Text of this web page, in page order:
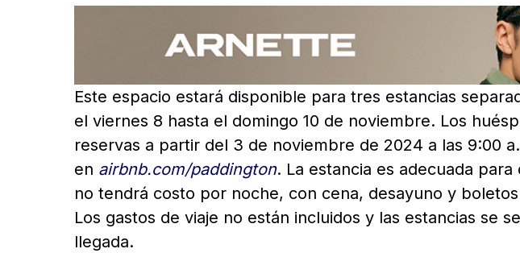
Este espacio estará disponible para tres estancias
el viernes 8 hasta el domingo 10 de noviembre. Los
reservas a partir del 3 de noviembre de 2024 a las 9:00
en airbnb.com/paddington. La estancia es adecuada
no tendrá costo por noche, con cena, desayuno y
Los gastos de viaje no están incluidos y las estancias se
llegada.